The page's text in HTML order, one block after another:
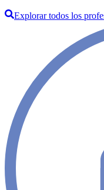
Explorar todos los